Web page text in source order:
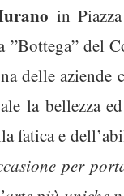
in
del
delle
la bellezza
fatica e
per